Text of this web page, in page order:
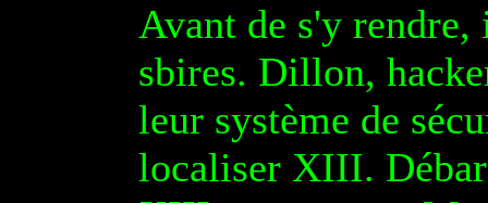
Avant de s'y
sbires. Dillon,
leur système de
localiser XIII.